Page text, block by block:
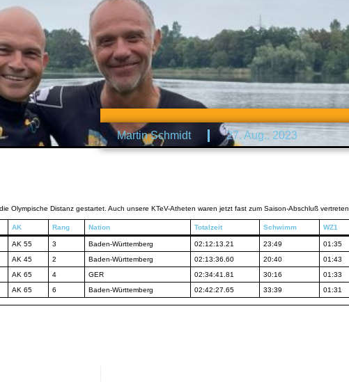
Martin Schmidt 27. Aug.. 2023
Olympische Distanz gestartet. Auch unsere KTeV-Atheten waren jetzt fast zum Saison-Abschluß vertreten.
AK Rang Nation Totalzeit Schwimm WZ1
AK 55 3 Baden-Württemberg 02:12:13.21 23:49 01:35
AK 45 2 Baden-Württemberg 02:13:36.60 20:40 01:43
AK 65 4 GER 02:34:41.81 30:16 01:33
AK 65 6 Baden-Württemberg 02:42:27.65 33:39 01:31